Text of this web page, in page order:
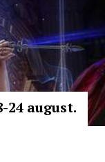
august.